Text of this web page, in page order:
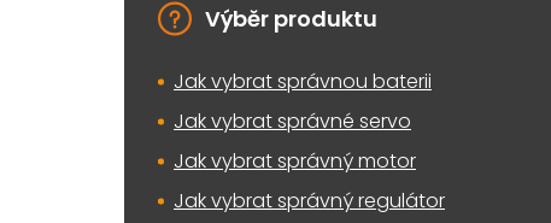
Výběr produktu
Jak vybrat správnou baterii
Jak vybrat správné servo
Jak vybrat správný motor
Jak vybrat správný regulátor